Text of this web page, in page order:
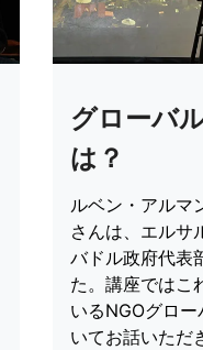
グローバ
は？
ルベン・アルマ
さんは、エルサ
バドル政府代表
た。講座ではこ
いるNGOグロ
いてお話いただ